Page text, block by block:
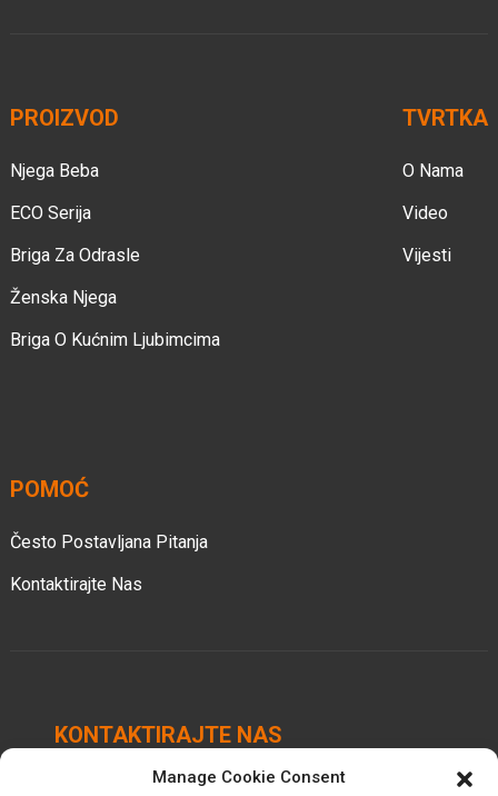
PROIZVOD
Njega Beba
ECO Serija
Briga Za Odrasle
Ženska Njega
Briga O Kućnim Ljubimcima
TVRTKA
O Nama
Video
Vijesti
POMOĆ
Često Postavljana Pitanja
Kontaktirajte Nas
KONTAKTIRAJTE NAS
Industrijski park Chengbei, grad Luocheng, okrug
Manage Cookie Consent